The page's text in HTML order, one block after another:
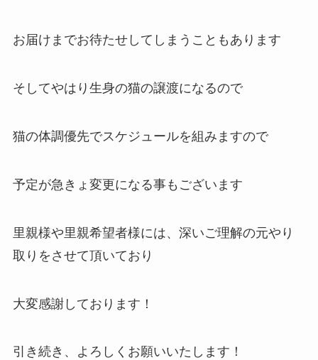
お届けまでお待たせしてしまうこともあります
そしてやはり生身の猫の譲渡になるので
猫の体調優先でスケジュールを組みますので
予定が急きょ変更になる事もございます
里親様や里親希望者様には、深いご理解の元やり
取りをさせて頂いており
大変感謝しております！
引き続き、よろしくお願いいたします！